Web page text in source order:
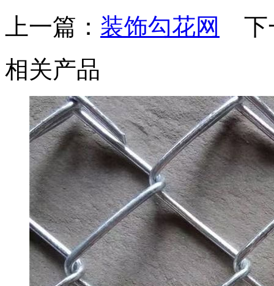
上一篇： 装饰勾花网
下
相关产品